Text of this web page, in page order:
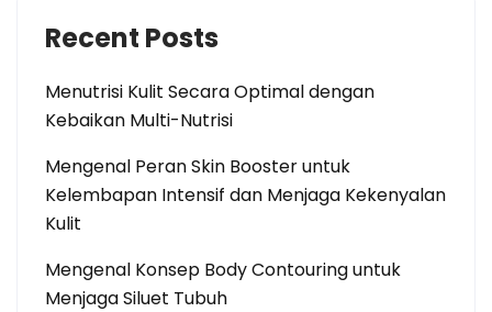
Recent Posts
Menutrisi Kulit Secara Optimal dengan
Kebaikan Multi-Nutrisi
Mengenal Peran Skin Booster untuk
Kelembapan Intensif dan Menjaga Kekenyalan
Kulit
Mengenal Konsep Body Contouring untuk
Menjaga Siluet Tubuh